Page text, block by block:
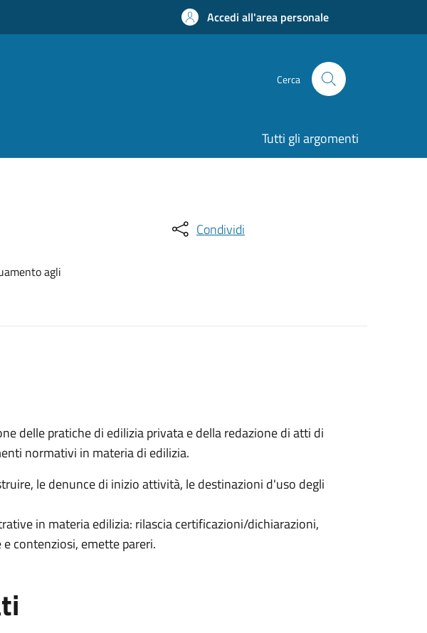
Accedi all'area personale
Cerca
Tutti gli argomenti
agli
Condividi
delle pratiche di edilizia privata e della redazione di atti di
normativi in materia di edilizia.
le denunce di inizio attività, le destinazioni d'uso degli
in materia edilizia: rilascia certificazioni/dichiarazioni,
contenziosi, emette pareri.